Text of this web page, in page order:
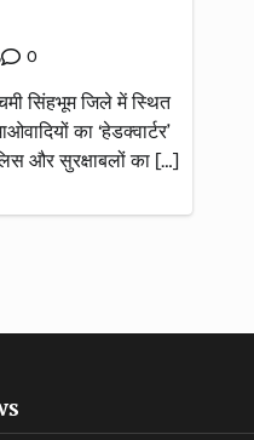
0
सिंहभूम जिले में स्थित
का ‘हेडक्वार्टर’
और सुरक्षाबलों का […]